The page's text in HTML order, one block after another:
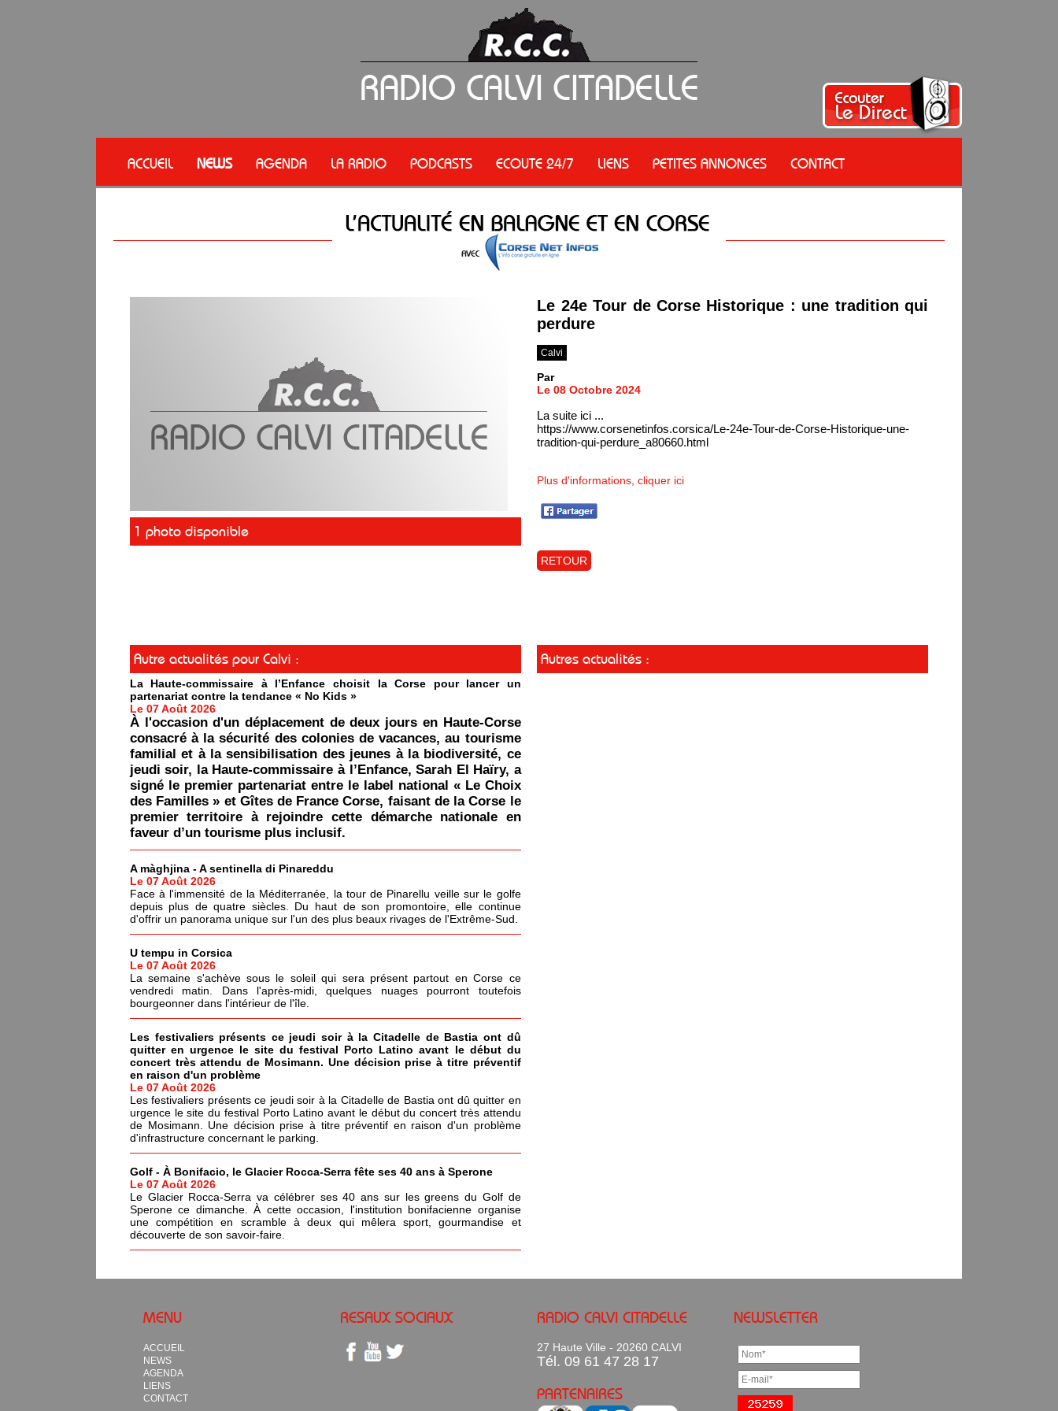
ACCUEIL NEWS AGENDA LA RADIO PODCASTS ECOUTE 24/7 LIENS PETITES ANNONCES CONTACT
1 photo disponible
Le 24e Tour de Corse Historique : une tradition qui
perdure
Calvi
Par
Le 08 Octobre 2024
La suite ici ...
https://www.corsenetinfos.corsica/Le-24e-Tour-de-Corse-Historique-une-
tradition-qui-perdure_a80660.html
Plus d'informations, cliquer ici
RETOUR
Autre actualités pour Calvi :
La Haute-commissaire à l’Enfance choisit la Corse pour lancer un
partenariat contre la tendance « No Kids »
Le 07 Août 2026
À l'occasion d'un déplacement de deux jours en Haute-Corse
consacré à la sécurité des colonies de vacances, au tourisme
familial et à la sensibilisation des jeunes à la biodiversité, ce
jeudi soir, la Haute-commissaire à l’Enfance, Sarah El Haïry, a
signé le premier partenariat entre le label national « Le Choix
des Familles » et Gîtes de France Corse, faisant de la Corse le
premier territoire à rejoindre cette démarche nationale en
faveur d’un tourisme plus inclusif.
A màghjina - A sentinella di Pinareddu
Le 07 Août 2026
Face à l'immensité de la Méditerranée, la tour de Pinarellu veille sur le golfe
depuis plus de quatre siècles. Du haut de son promontoire, elle continue
d'offrir un panorama unique sur l'un des plus beaux rivages de l'Extrême-Sud.
U tempu in Corsica
Le 07 Août 2026
La semaine s'achève sous le soleil qui sera présent partout en Corse ce
vendredi matin. Dans l'après-midi, quelques nuages pourront toutefois
bourgeonner dans l'intérieur de l'île.
Les festivaliers présents ce jeudi soir à la Citadelle de Bastia ont dû
quitter en urgence le site du festival Porto Latino avant le début du
concert très attendu de Mosimann. Une décision prise à titre préventif
en raison d'un problème
Le 07 Août 2026
Les festivaliers présents ce jeudi soir à la Citadelle de Bastia ont dû quitter en
urgence le site du festival Porto Latino avant le début du concert très attendu
de Mosimann. Une décision prise à titre préventif en raison d'un problème
d'infrastructure concernant le parking.
Golf - À Bonifacio, le Glacier Rocca-Serra fête ses 40 ans à Sperone
Le 07 Août 2026
Le Glacier Rocca-Serra va célébrer ses 40 ans sur les greens du Golf de
Sperone ce dimanche. À cette occasion, l'institution bonifacienne organise
une compétition en scramble à deux qui mêlera sport, gourmandise et
découverte de son savoir-faire.
Autres actualités :
MENU
ACCUEIL
NEWS
AGENDA
LIENS
CONTACT
RESAUX SOCIAUX RADIO CALVI CITADELLE
27 Haute Ville - 20260 CALVI
Tél. 09 61 47 28 17
PARTENAIRES
NEWSLETTER